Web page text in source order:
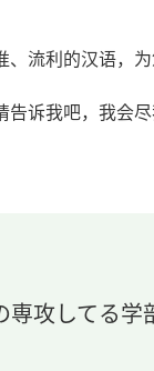
流利的汉语，
诉我吧，我会尽
攻してる学